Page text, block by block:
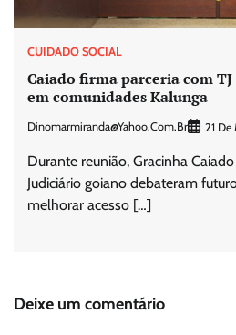
CUIDADO SOCIAL
Caiado firma parceria com
em comunidades Kalunga
Dinomarmiranda@yahoo.com.br 21
Durante reunião, Gracinha
Judiciário goiano debateram
melhorar acesso […]
Deixe um comentário